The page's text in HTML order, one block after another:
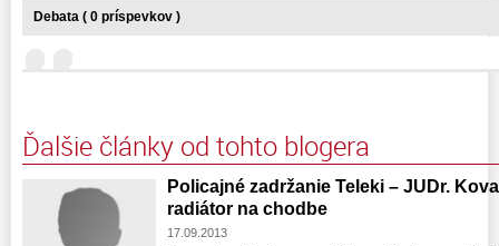
Debata ( 0 príspevkov )
Ďalšie články od tohto blogera
Policajné zadržanie Teleki – JUDr.
radiátor na chodbe
17.09.2013